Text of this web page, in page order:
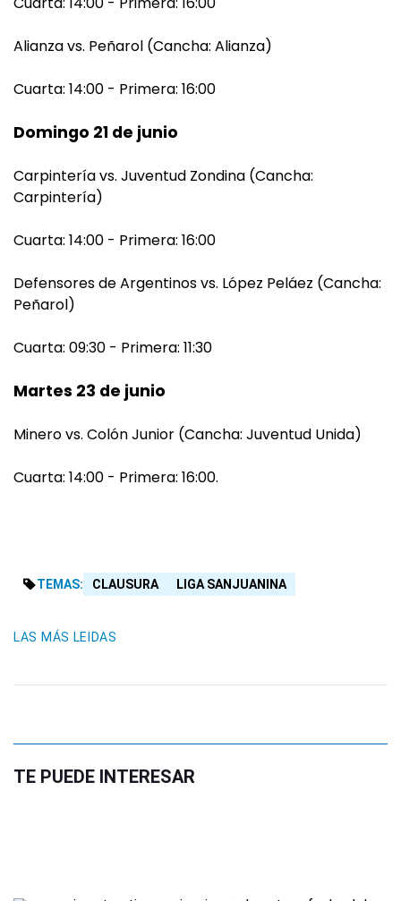
Alianza vs. Peñarol (Cancha: Alianza)
Cuarta: 14:00 - Primera: 16:00
Domingo 21 de junio
Carpintería vs. Juventud Zondina (Cancha:
Carpintería)
Cuarta: 14:00 - Primera: 16:00
Defensores de Argentinos vs. López Peláez (Cancha:
Peñarol)
Cuarta: 09:30 - Primera: 11:30
Martes 23 de junio
Minero vs. Colón Junior (Cancha: Juventud Unida)
Cuarta: 14:00 - Primera: 16:00.
TEMAS: CLAUSURA LIGA SANJUANINA
LAS MÁS LEIDAS
TE PUEDE INTERESAR